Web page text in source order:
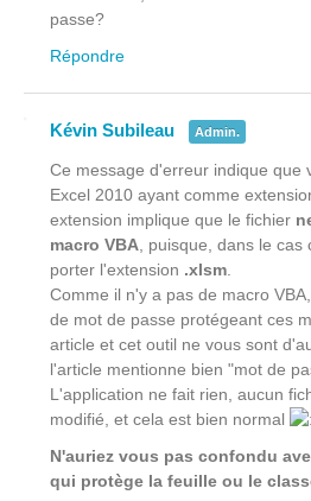
passe?
Répondre
Kévin Subileau Admin.
Ce message d'erreur indique que
Excel 2010 ayant comme
extension implique que le fichier
macro VBA , puisque, dans le
porter l'extension .xlsm
Comme il n'y a pas de macro
de mot de passe protégeant ces
article et cet outil ne vous sont
l'article mentionne bien "mot de
L'application ne fait rien, aucun
modifié, et cela est bien normal
N'auriez vous pas confondu
qui protège la feuille ou le